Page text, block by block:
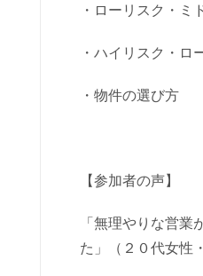
・ローリスク・ミ
・ハイリスク・ロ
・物件の選び方
【参加者の声】
「無理やりな営業
た」（２０代女性